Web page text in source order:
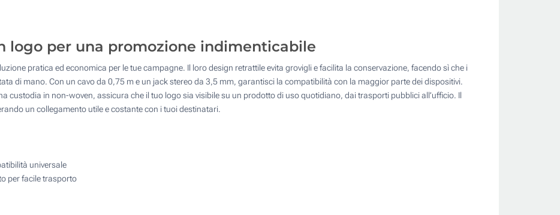
Senza stampa
500
Quantità desiderata :
Aggiorna
logo per una promozione indimenticabile
pratica ed economica per le tue campagne. Il loro design retrattile evita grovigli e facilita la conservazione, facendo sì che i
di mano. Con un cavo da 0,75 m e un jack stereo da 3,5 mm, garantisci la compatibilità con la maggior parte dei dispositivi.
custodia in non-woven, assicura che il tuo logo sia visibile su un prodotto di uso quotidiano, dai trasporti pubblici all’ufficio. Il
un collegamento utile e costante con i tuoi destinatari.
universale
per facile trasporto